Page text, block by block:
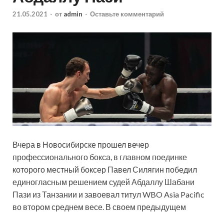
21.05.2021 - от admin - Оставьте комментарий
Вчера в Новосибирске прошел вечер
профессионального бокса, в главном поединке
которого местный боксер Павел Силягин победил
единогласным решением судей Абдаллу Шабани
Пази из Танзании и завоевал титул WBO Asia Pacific
во втором среднем весе. В своем предыдущем